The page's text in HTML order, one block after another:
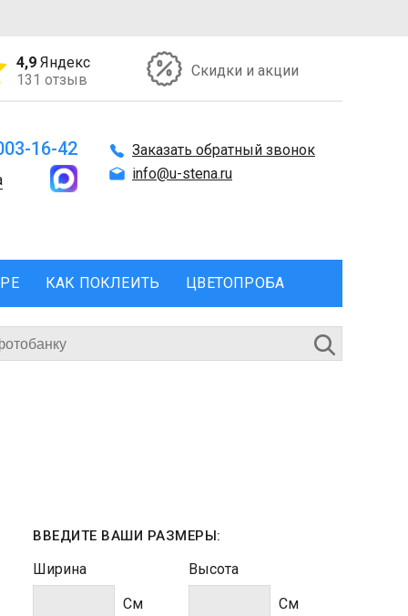
4,9 Яндекс
131 отзыв
Скидки и акции
16-42
Заказать обратный звонок
info@u-stena.ru
КАК ПОКЛЕИТЬ ЦВЕТОПРОБА
ВВЕДИТЕ ВАШИ РАЗМЕРЫ:
Ширина
Cм
Высота
Cм